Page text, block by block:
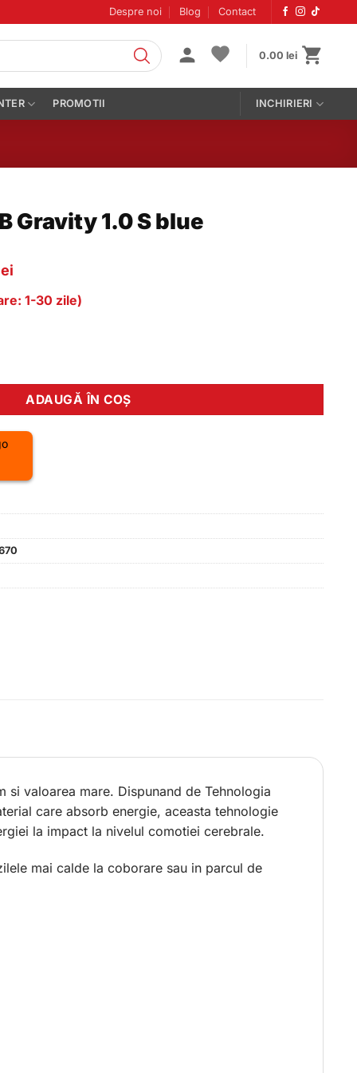
Despre noi Blog Contact
0.00 lei
PROMOTII INCHIRIERI
Gravity 1.0 S blue
curent
este:
1-30 zile)
ADAUGĂ ÎN COȘ
si valoarea mare. Dispunand de Tehnologia
care absorb energie, aceasta tehnologie
la impact la nivelul comotiei cerebrale.
mai calde la coborare sau in parcul de